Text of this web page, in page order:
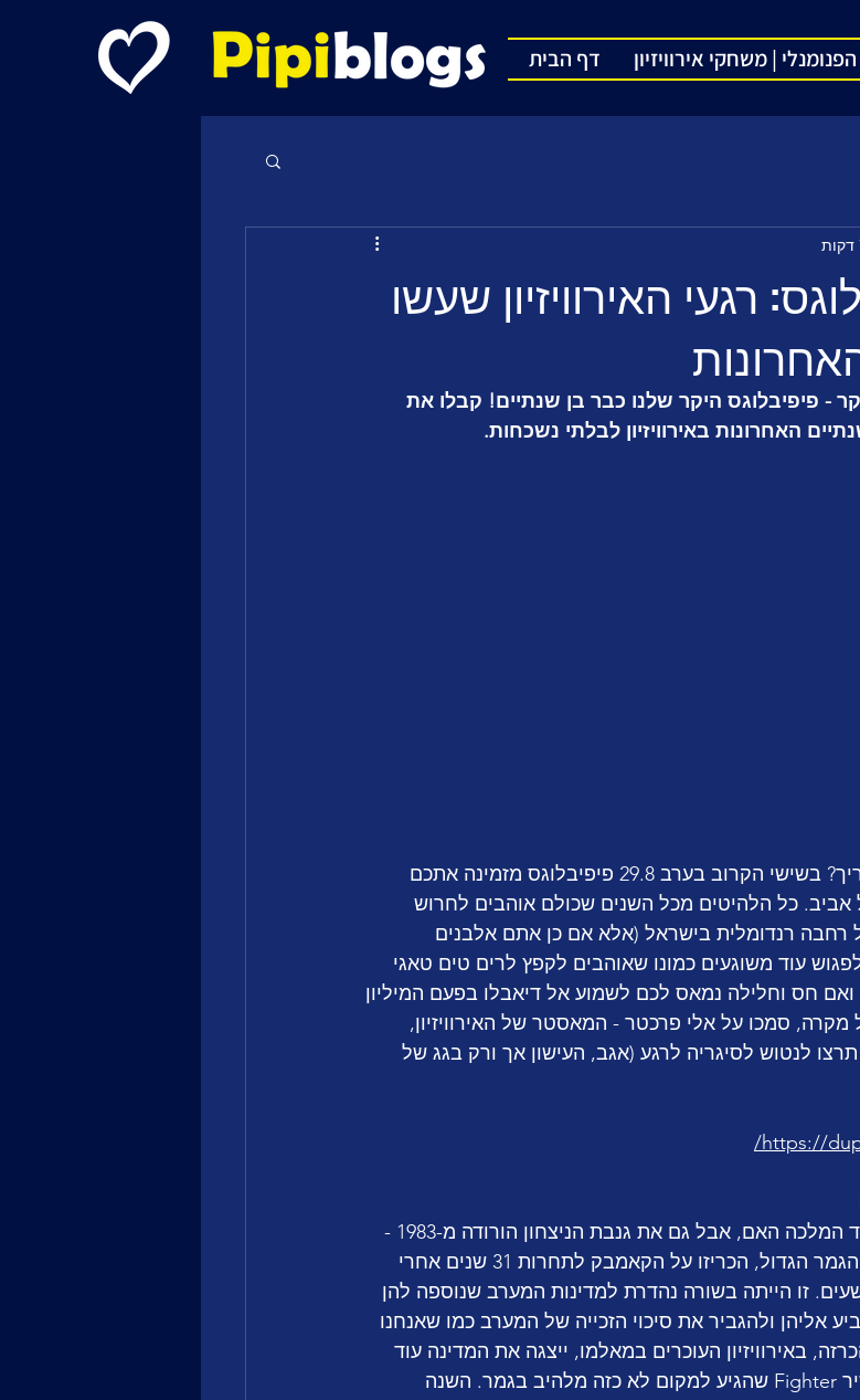
דף הבית הפנומנלי | משחקי אירוויזיון
רגעי האירוויזיון שעשו
- פיפיבלוגס היקר שלנו כבר בן שנתיים! קבלו את
חכו, לפני שמגיעים לעניין, לחגוג לא צריך? בשישי הקרוב בערב 29.8 פיפיבלוגס מזמינה אתכם
אביב. כל הלהיטים מכל השנים שכולם אוהבים לחרוש
רנדומלית בישראל (אלא אם כן אתם אלבנים
עוד משוגעים כמונו שאוהבים לקפץ לרים טים טאגי
חס וחלילה נמאס לכם לשמוע אל דיאבלו בפעם המיליון
סמכו על אלי פרכטר - המאסטר של האירוויזיון,
לנטוש לסיגריה לרגע (אגב, העישון אך ורק בגג של
https://
מהמדינה שהביאה לכם את אן מארי דוד המלכה האם, אבל גם את גנבת הניצחון הורודה מ-1983 -
זוהי לוקסמבורג! וב-2023 בערב שידור הגמר הגדול, הכריזו על הקאמבק לתחרות 31 שנים אחרי
זו הייתה בשורה נהדרת למדינות המערב שנוספה להן
אליהן ולהגביר את סיכוי הזכייה של המערב כמו שאנחנו
באירוויזיון העוכרים במאלמו, ייצגה את המדינה עוד
יהודיה גאה לצד עדן גולן - טלי, עם השיר Fighter שהגיע למקום לא כזה מלהיב בגמר. השנה